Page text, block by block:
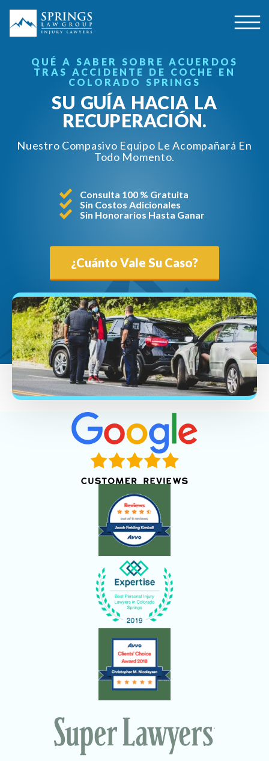
QUÉ A SABER SOBRE ACUERDOS
TRAS ACCIDENTE DE COCHE EN
COLORADO SPRINGS
SU GUÍA HACIA LA
RECUPERACIÓN.
Nuestro Compasivo Equipo Le Acompañará En
Todo Momento.
Consulta 100 % Gratuita
Sin Costos Adicionales
Sin Honorarios Hasta Ganar
¿Cuánto Vale Su Caso?